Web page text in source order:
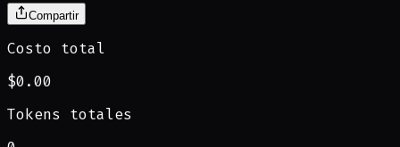
Compartir
Costo total
$0.00
Tokens totales